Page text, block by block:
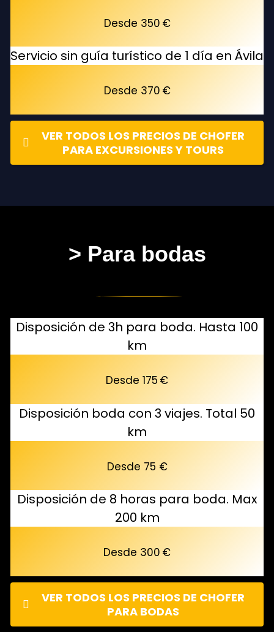
Desde 350 €
Servicio sin guía turístico de 1 día en Ávila
Desde 370 €
VER TODOS LOS PRECIOS DE CHOFER
PARA EXCURSIONES Y TOURS
> Para bodas
Disposición de 3h para boda. Hasta 100
km
Desde 175 €
Disposición boda con 3 viajes. Total 50
km
Desde 75 €
Disposición de 8 horas para boda. Max
200 km
Desde 300 €
VER TODOS LOS PRECIOS DE CHOFER
PARA BODAS